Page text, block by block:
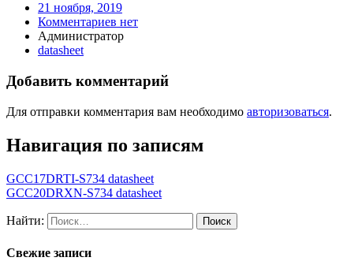
21 ноября, 2019
Комментариев нет
Администратор
datasheet
Добавить комментарий
Для отправки комментария вам необходимо авторизоваться.
Навигация по записям
GCC17DRTI-S734 datasheet
GCC20DRXN-S734 datasheet
Найти:
Свежие записи